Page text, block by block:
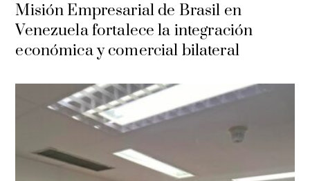
Misión Empresarial de Brasil en
Venezuela fortalece la integración
económica y comercial bilateral